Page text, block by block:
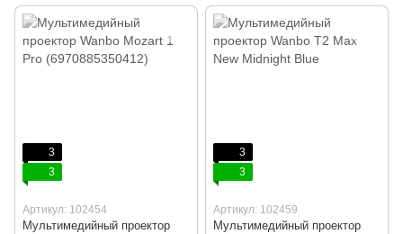
3
3
Артикул: 102454
Мультимедийный проектор
3
3
Артикул: 102459
Мультимедийный проектор